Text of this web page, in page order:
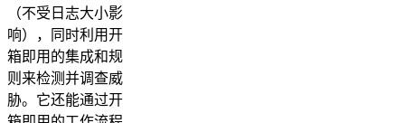
（不受日志大小影
响），同时利用开
箱即用的集成和规
则来检测并调查威
胁。它还能通过开